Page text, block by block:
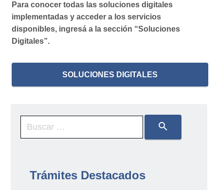
Para conocer todas las soluciones digitales
implementadas y acceder a los servicios
disponibles, ingresá a la sección “Soluciones
Digitales”.
SOLUCIONES DIGITALES
search
Trámites Destacados